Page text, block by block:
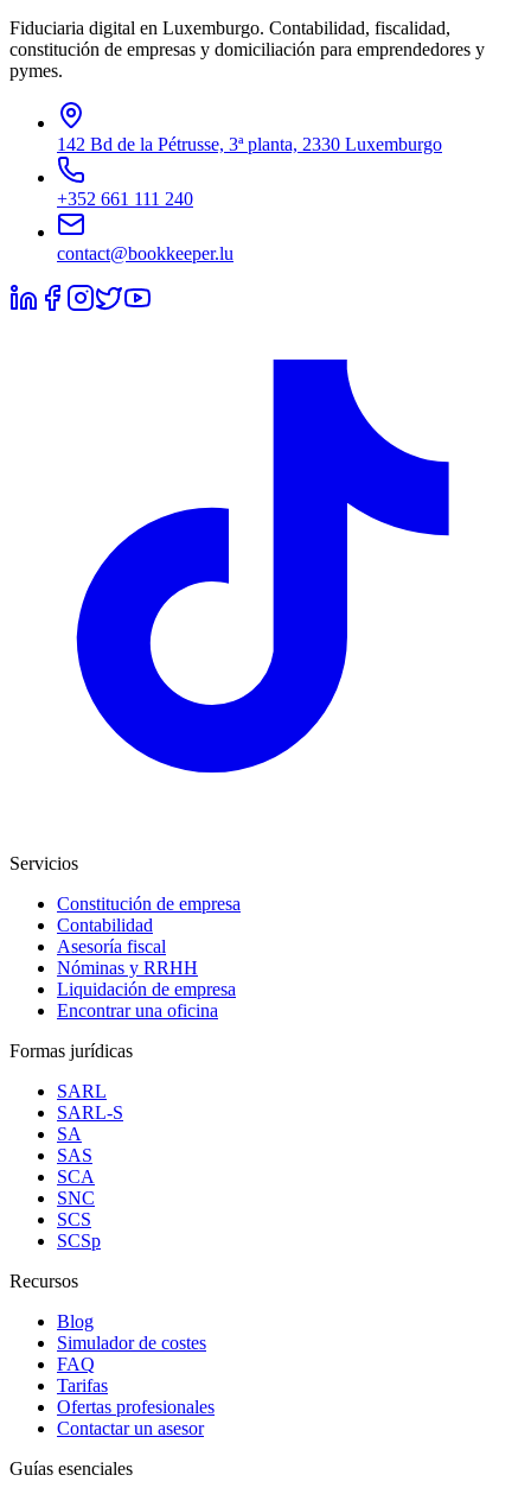
Fiduciaria digital en Luxemburgo. Contabilidad, fiscalidad,
constitución de empresas y domiciliación para emprendedores y
pymes.
142 Bd de la Pétrusse, 3ª planta, 2330 Luxemburgo
+352 661 111 240
contact@bookkeeper.lu
Servicios
Constitución de empresa
Contabilidad
Asesoría fiscal
Nóminas y RRHH
Liquidación de empresa
Encontrar una oficina
Formas jurídicas
SARL
SARL-S
SA
SAS
SCA
SNC
SCS
SCSp
Recursos
Blog
Simulador de costes
FAQ
Tarifas
Ofertas profesionales
Contactar un asesor
Guías esenciales